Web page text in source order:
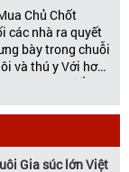
Chủ Chốt
các nhà ra quyết
bày trong chuỗi
và thú y Với hơn
sự phát triển
vị thế là triển […]
Gia súc lớn Việt